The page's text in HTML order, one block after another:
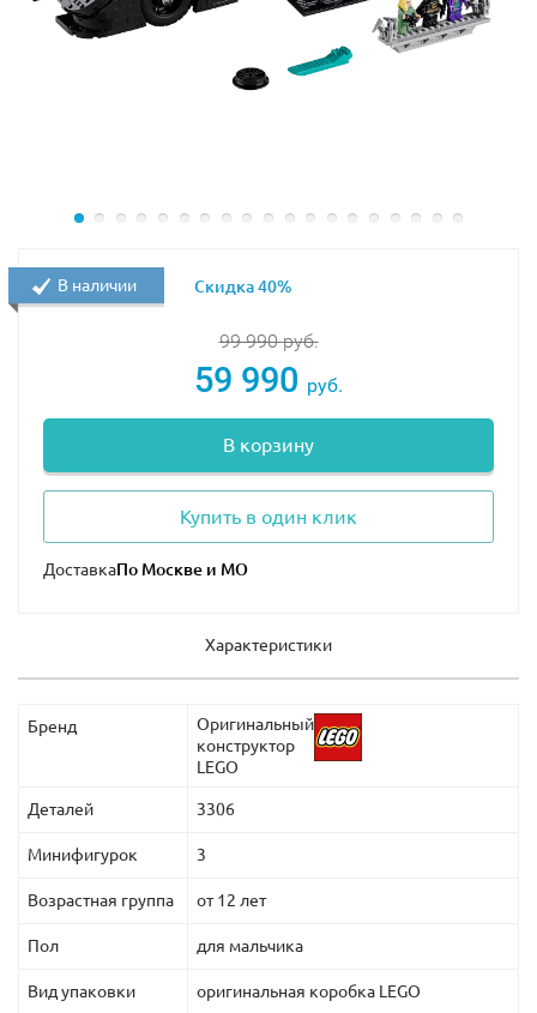
M-мотор
99 990руб.
59 990 руб.
В корзину
Купить в один клик
Доставка
В наличии Скидка 40%
Характеристики
Бренд
Оригинальный
конструктор
LEGO
Деталей 3306
Минифигурок 3
Возрастная группа от 12 лет
Пол для мальчика
Вид упаковки оригинальная коробка LEGO